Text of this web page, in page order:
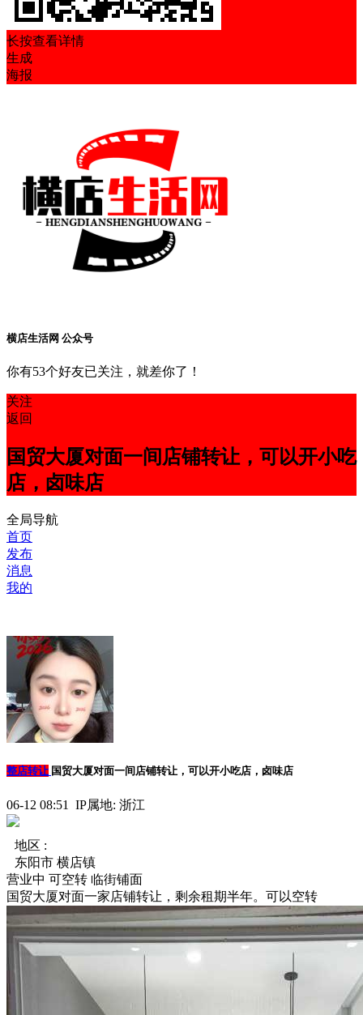
长按查看详情
生成
海报
横店生活网 公众号
你有53个好友已关注，就差你了！
关注
返回
国贸大厦对面一间店铺转让，可以开小吃
店，卤味店
全局导航
首页
发布
消息
我的
整店转让 国贸大厦对面一间店铺转让，可以开小吃店，卤味店
06-12 08:51 IP属地: 浙江
地区 :
东阳市 横店镇
营业中 可空转 临街铺面
国贸大厦对面一家店铺转让，剩余租期半年。可以空转